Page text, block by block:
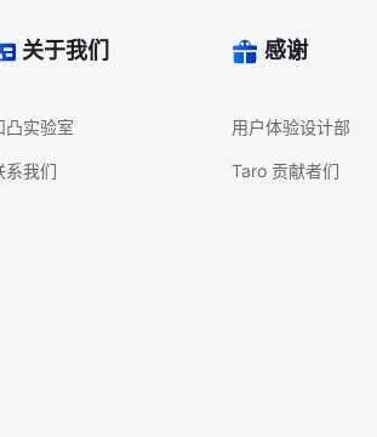
关于我们
凸实验室
系我们
感谢
用户体验设计部
Taro 贡献者们